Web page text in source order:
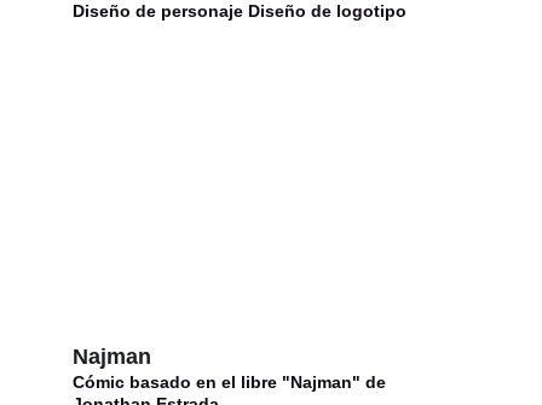
Najman
Cómic basado en el libre "Najman" de
Diseño de personaje Diseño de logotipo